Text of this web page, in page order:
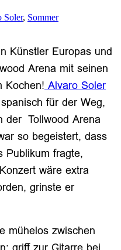
Soler, Sommer
Künstler Europas und
Arena mit seinen
Kochen!Alvaro Soler
für der Weg,
der Tollwood Arena
so begeistert, dass
Publikum fragte,
wäre extra
grinste er
mühelos zwischen